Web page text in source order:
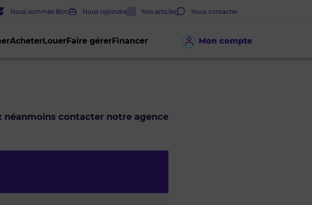
Mon compte
AcheterLouerFaire gérerFinancer
Nous sommes Blot Nous rejoindre Nos articles Nous contacter
néanmoins contacter notre agence